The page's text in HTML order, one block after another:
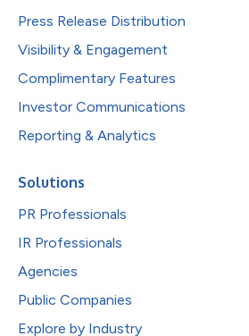
Press Release Distribution
Visibility & Engagement
Complimentary Features
Investor Communications
Reporting & Analytics
Solutions
PR Professionals
IR Professionals
Agencies
Public Companies
Explore by Industry